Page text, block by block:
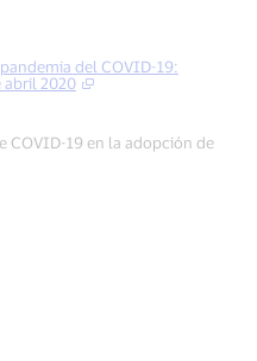
del COVID-19:
abril 2020
COVID-19 en la adopción de